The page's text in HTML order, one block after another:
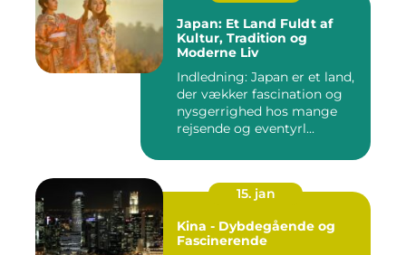
Japan: Et Land Fuldt af
Kultur, Tradition og
Moderne Liv
Indledning: Japan er et land,
der vækker fascination og
nysgerrighed hos mange
rejsende og eventyrl...
15. jan
Kina - Dybdegående og
Fascinerende